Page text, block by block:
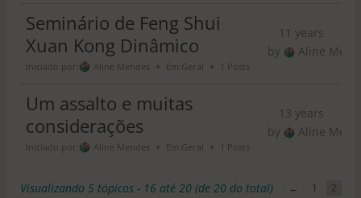
Seminário de Feng Shui
Xuan Kong Dinâmico
Iniciado por: Aline Mendes Em:Geral 1 Posts
11 years
by
Aline
Um assalto e muitas
considerações
Iniciado por: Aline Mendes Em:Geral 1 Posts
13 years
by
Aline
Visualizando 5 tópicos - 16 até 20 (de 20 do total) ← 1 2